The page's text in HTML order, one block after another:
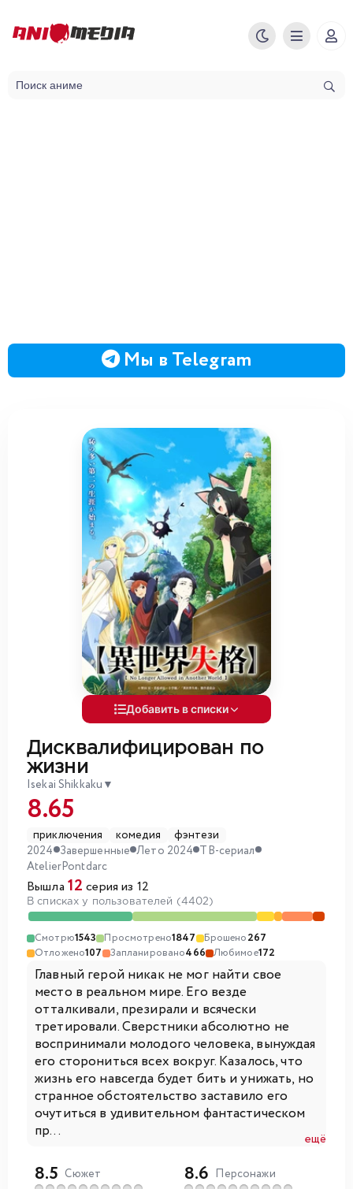
Мы в Telegram
Добавить в списки
Дисквалифицирован по
жизни
Isekai Shikkaku ▼
8.65
приключения комедия
фэнтези
2024 Завершенные Лето 2024 ТВ-сериал
AtelierPontdarc
Вышла 12 серия из 12
В списках у пользователей (4402)
Смотрю1543 Просмотрено1847 Брошено267
Отложено107 Запланировано466 Любимое172
Главный герой никак не мог найти свое
место в реальном мире. Его везде
отталкивали, презирали и всячески
третировали. Сверстники абсолютно не
воспринимали молодого человека, вынуждая
его сторониться всех вокруг. Казалось, что
жизнь его навсегда будет бить и унижать, но
странное обстоятельство заставило его
очутиться в удивительном фантастическом
пр...
ещё
8.5 Сюжет 8.6 Персонажи